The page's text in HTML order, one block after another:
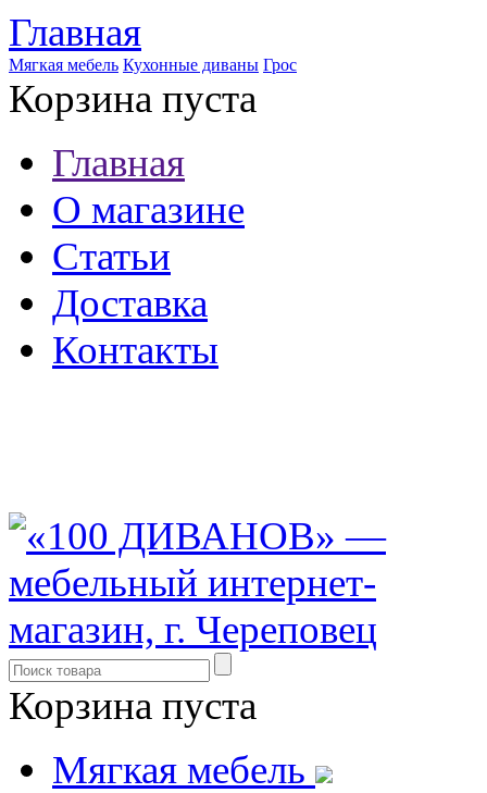
Главная
Мягкая мебель Кухонные диваны Грос
Корзина пуста
Главная
О магазине
Статьи
Доставка
Контакты
Корзина пуста
Мягкая мебель